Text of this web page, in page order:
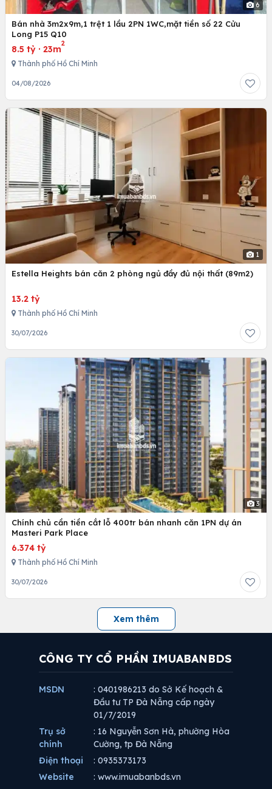
6
Bán nhà 3m2x9m,1 trệt 1 lầu 2PN 1WC,mặt tiền số 22 Cửu
Long P15 Q10
8.5 tỷ · 23m
2
Thành phố Hồ Chí Minh
04/08/2026
1
Estella Heights bán căn 2 phòng ngủ đầy đủ nội thất (89m2)
13.2 tỷ
Thành phố Hồ Chí Minh
30/07/2026
3
Chính chủ cần tiền cắt lỗ 400tr bán nhanh căn 1PN dự án
Masteri Park Place
6.374 tỷ
Thành phố Hồ Chí Minh
30/07/2026
Xem thêm
CÔNG TY CỔ PHẦN IMUABANBDS
MSDN
: 0401986213 do Sở Kế hoạch &
Đầu tư TP Đà Nẵng cấp ngày
01/7/2019
Trụ sở
chính
: 16 Nguyễn Sơn Hà, phường Hòa
Cường, tp Đà Nẵng
Điện thoại
: 0935373173
Website
: www.imuabanbds.vn